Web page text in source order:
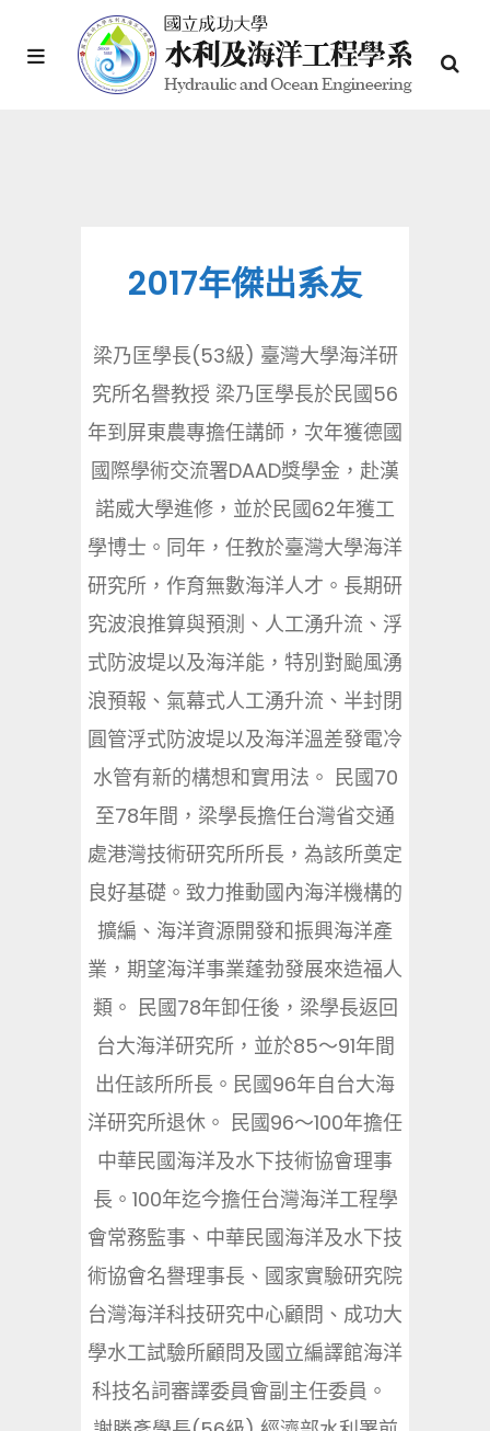
2017年傑出系友
梁乃匡學長(53級) 臺灣大學海洋研
究所名譽教授 梁乃匡學長於民國56
年到屏東農專擔任講師，次年獲德國
國際學術交流署DAAD獎學金，赴漢
諾威大學進修，並於民國62年獲工
學博士。同年，任教於臺灣大學海洋
研究所，作育無數海洋人才。長期研
究波浪推算與預測、人工湧升流、浮
式防波堤以及海洋能，特別對颱風湧
浪預報、氣幕式人工湧升流、半封閉
圓管浮式防波堤以及海洋溫差發電冷
水管有新的構想和實用法。 民國70
至78年間，梁學長擔任台灣省交通
處港灣技術研究所所長，為該所奠定
良好基礎。致力推動國內海洋機構的
擴編、海洋資源開發和振興海洋產
業，期望海洋事業蓬勃發展來造福人
類。 民國78年卸任後，梁學長返回
台大海洋研究所，並於85～91年間
出任該所所長。民國96年自台大海
洋研究所退休。 民國96～100年擔任
中華民國海洋及水下技術協會理事
長。100年迄今擔任台灣海洋工程學
會常務監事、中華民國海洋及水下技
術協會名譽理事長、國家實驗研究院
台灣海洋科技研究中心顧問、成功大
學水工試驗所顧問及國立編譯館海洋
科技名詞審譯委員會副主任委員。